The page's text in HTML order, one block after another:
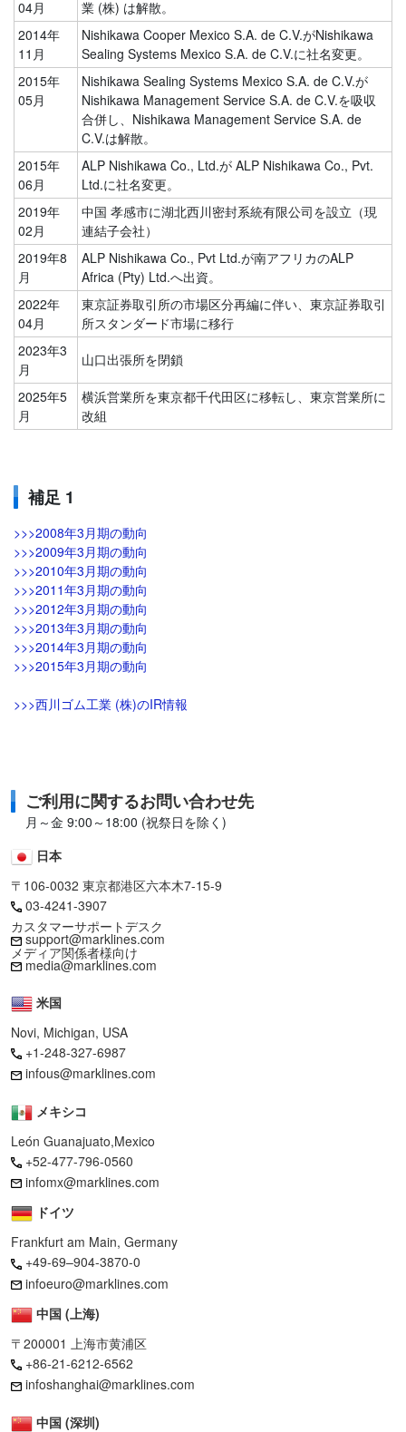
04月
業 (株) は解散。
2014年
11月
Nishikawa Cooper Mexico S.A. de C.V.がNishikawa
Sealing Systems Mexico S.A. de C.V.に社名変更。
2015年
05月
Nishikawa Sealing Systems Mexico S.A. de C.V.が
Nishikawa Management Service S.A. de C.V.を吸収
合併し、Nishikawa Management Service S.A. de
C.V.は解散。
2015年
06月
ALP Nishikawa Co., Ltd.が ALP Nishikawa Co., Pvt.
Ltd.に社名変更。
2019年
02月
中国 孝感市に湖北西川密封系統有限公司を設立（現
連結子会社）
2019年8
月
ALP Nishikawa Co., Pvt Ltd.が南アフリカのALP
Africa (Pty) Ltd.へ出資。
2022年
04月
東京証券取引所の市場区分再編に伴い、東京証券取引
所スタンダード市場に移行
2023年3
月
山口出張所を閉鎖
2025年5
月
横浜営業所を東京都千代田区に移転し、東京営業所に
改組
補足 1
>>>2008年3月期の動向
>>>2009年3月期の動向
>>>2010年3月期の動向
>>>2011年3月期の動向
>>>2012年3月期の動向
>>>2013年3月期の動向
>>>2014年3月期の動向
>>>2015年3月期の動向
>>>西川ゴム工業 (株)のIR情報
ご利用に関するお問い合わせ先
月～金 9:00～18:00 (祝祭日を除く)
日本
〒106-0032 東京都港区六本木7-15-9
03-4241-3907
カスタマーサポートデスク
support@marklines.com
メディア関係者様向け
media@marklines.com
米国
Novi, Michigan, USA
+1-248-327-6987
infous@marklines.com
メキシコ
León Guanajuato,Mexico
+52-477-796-0560
infomx@marklines.com
ドイツ
Frankfurt am Main, Germany
+49-69–904-3870-0
infoeuro@marklines.com
中国 (上海)
〒200001 上海市黄浦区
+86-21-6212-6562
infoshanghai@marklines.com
中国 (深圳)